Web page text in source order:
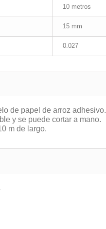
10 metros
15 mm
0.027
de papel de arroz adhesivo.
y se puede cortar a mano.
m de largo.